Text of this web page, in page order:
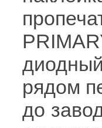
рядом
до